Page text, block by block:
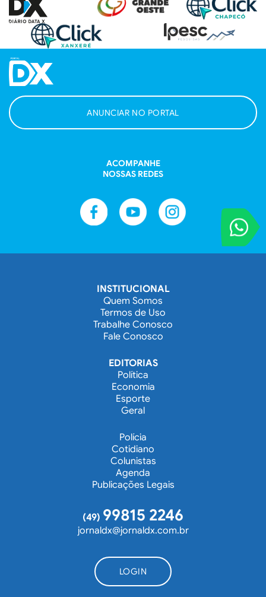
VOCÊ
Entre em
ANUNCIAR NO PORTAL
ACOMPANHE
NOSSAS REDES
INSTITUCIONAL
Quem Somos
Termos de Uso
Trabalhe Conosco
Fale Conosco
EDITORIAS
Política
Economia
Esporte
Geral
Polícia
Cotidiano
Colunistas
Agenda
Publicações Legais
(49) 99815 2246
jornaldx@jornaldx.com.br
LOGIN